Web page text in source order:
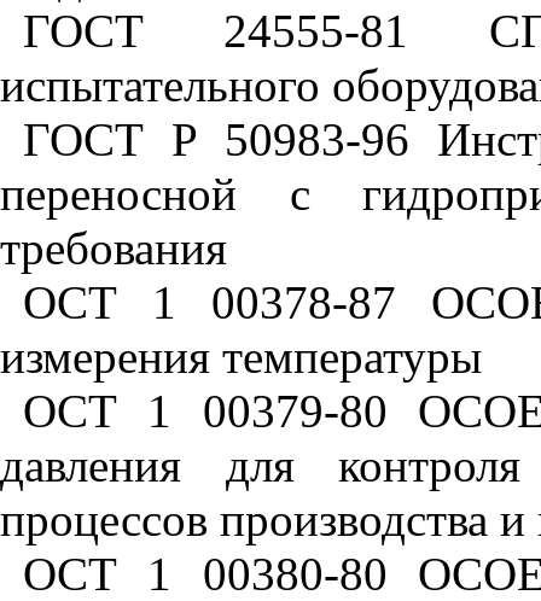
ГОСТ 24555-81
испытательного
ГОСТ Р 50983-96
переносной с
требования
ОСТ 1 00378-87
измерения температуры
ОСТ 1 00379-80
давления для контроля
процессов производства
ОСТ 1 00380-80